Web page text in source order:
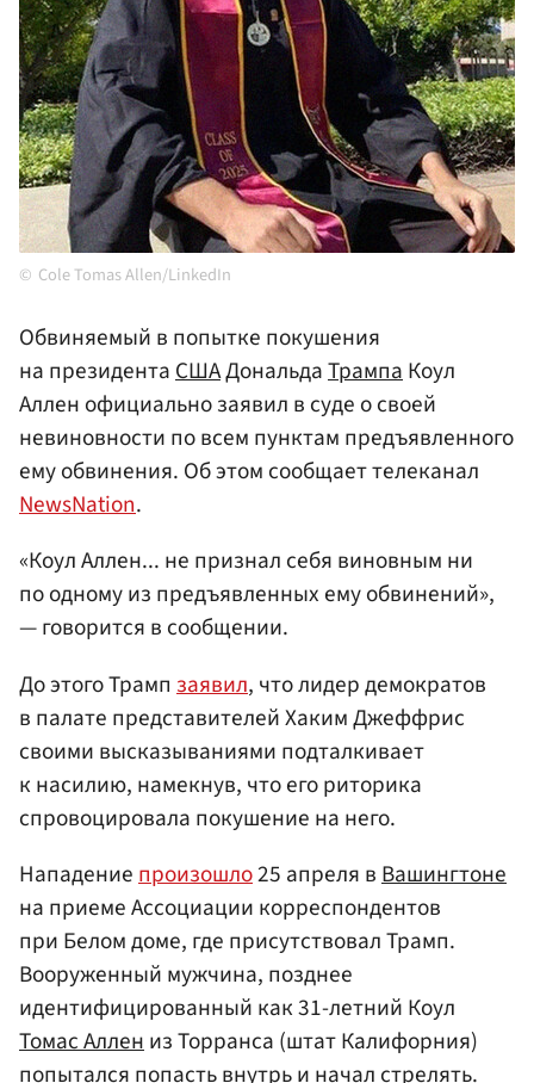
Cole Tomas Allen/LinkedIn
Обвиняемый в попытке покушения
на президентаСШАДональдаТрампаКоул
Аллен официально заявил в суде о своей
невиновности по всем пунктам предъявленного
ему обвинения. Об этом сообщает телеканал
NewsNation.
«Коул Аллен... не признал себя виновным ни
по одному из предъявленных ему обвинений»,
— говорится в сообщении.
До этого Трамп заявил, что лидер демократов
в палате представителей Хаким Джеффрис
своими высказываниями подталкивает
к насилию, намекнув, что его риторика
спровоцировала покушение на него.
Нападениепроизошло25 апреля вВашингтоне
на приеме Ассоциации корреспондентов
при Белом доме, где присутствовал Трамп.
Вооруженный мужчина, позднее
идентифицированный как 31-летний Коул
Томас Аллениз Торранса (штат Калифорния)
попытался попасть внутрь и начал стрелять.